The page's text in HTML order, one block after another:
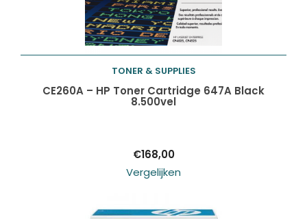
Toevoegen aan
TONER & SUPPLIES
CE260A – HP Toner Cartridge 647A Black
8.500vel
€168,00
Vergelijken